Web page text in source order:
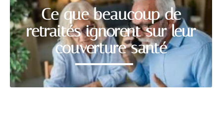
Ce que beaucoup de
retraités ignorent sur leur
couverture santé